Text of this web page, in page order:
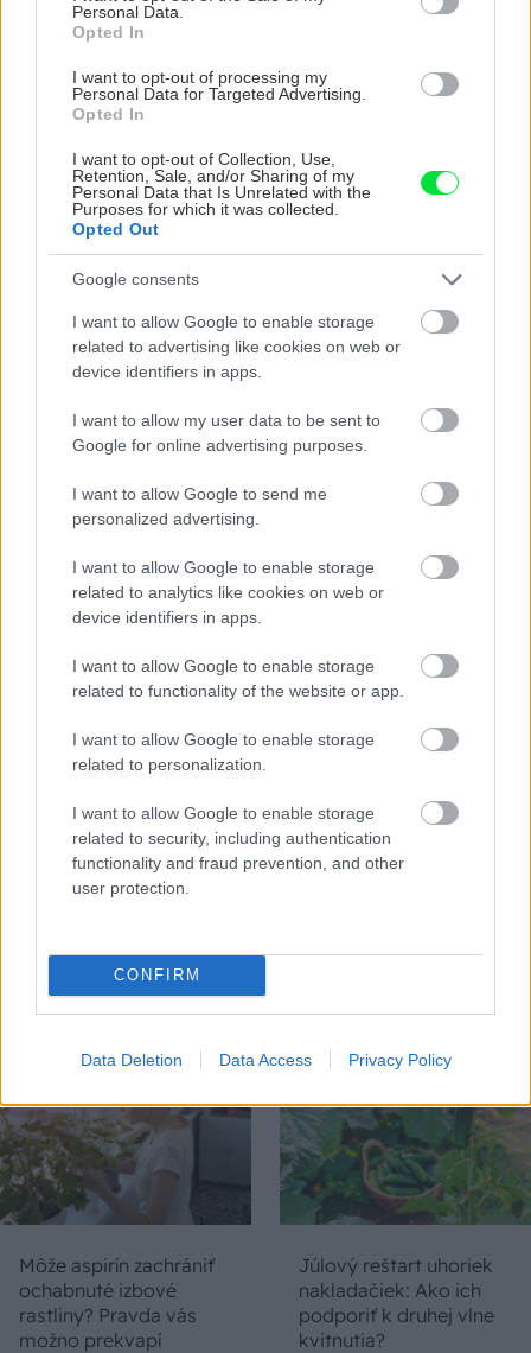
Personal Data.
Opted In
I want to opt-out of processing my
Personal Data for Targeted Advertising.
Opted In
I want to opt-out of Collection, Use,
Retention, Sale, and/or Sharing of my
Personal Data that Is Unrelated with the
Purposes for which it was collected.
Opted Out
Google consents
I want to allow Google to enable storage
related to advertising like cookies on web or
device identifiers in apps.
I want to allow my user data to be sent to
Google for online advertising purposes.
I want to allow Google to send me
personalized advertising.
I want to allow Google to enable storage
related to analytics like cookies on web or
device identifiers in apps.
I want to allow Google to enable storage
related to functionality of the website or app.
I want to allow Google to enable storage
related to personalization.
I want to allow Google to enable storage
related to security, including authentication
functionality and fraud prevention, and other
user protection.
CONFIRM
Data Deletion Data Access Privacy Policy
VIDEO
ktorá pritiahne pohľady?
Vyrobte si takéto masívne
orechové svietidlo
potrubia v
ZÁHRADA
vysaďte na miesta, na
ktoré slnko svieti celý
krások, ktoré rozžiaria
Môže aspirín zachrániť
ochabnuté izbové
rastliny? Pravda vás
možno prekvapí
Júlový reštart uhoriek
nakladačiek: Ako ich
podporiť k druhej vlne
kvitnutia?